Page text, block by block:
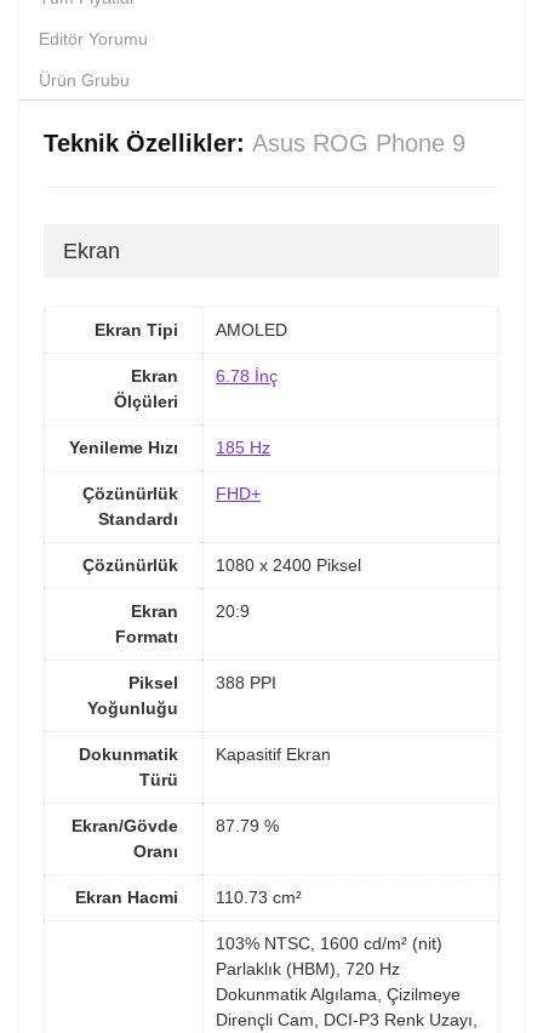
Editör Yorumu
Ürün Grubu
Teknik Özellikler: Asus ROG Phone 9
Ekran
Ekran Tipi AMOLED
Ekran
Ölçüleri
6.78 İnç
Yenileme Hızı 185 Hz
Çözünürlük
Standardı
FHD+
Çözünürlük 1080 x 2400 Piksel
Ekran
Formatı
20:9
Piksel
Yoğunluğu
388 PPI
Dokunmatik
Türü
Kapasitif Ekran
Ekran/Gövde
Oranı
87.79 %
Ekran Hacmi 110.73 cm²
103% NTSC, 1600 cd/m² (nit)
Parlaklık (HBM), 720 Hz
Dokunmatik Algılama, Çizilmeye
Dirençli Cam, DCI-P3 Renk Uzayı,